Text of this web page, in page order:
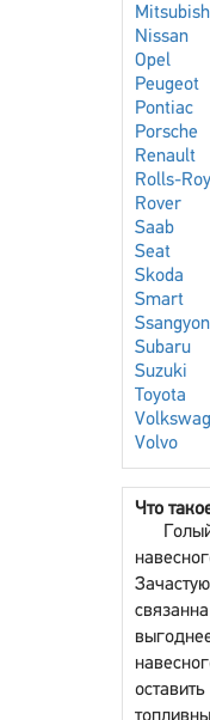
Nissan
Opel
Peugeot
Pontiac
Porsche
Renault
Rolls-
Rover
Saab
Seat
Skoda
Smart
Subaru
Suzuki
Toyota
Volvo
Что